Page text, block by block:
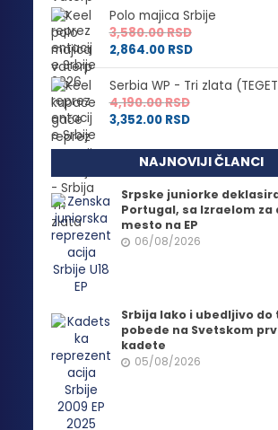
Polo majica Srbije
3,580.00RSD
2,864.00 RSD
Serbia WP - Tri zlata
4,190.00RSD
3,352.00 RSD
NAJNOVIJI ČLANCI
Srpske juniorke
Portugal, sa Izraelom za
mesto na EP
06/08/2026
Srbija lako i ubedljivo do
pobede na Svetskom
kadete
05/08/2026